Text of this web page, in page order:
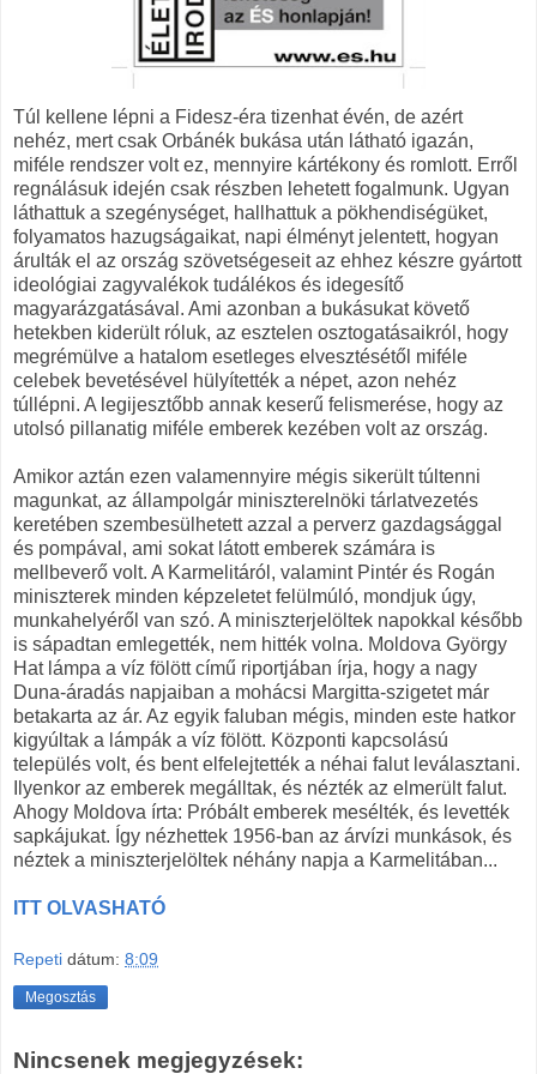
Túl kellene lépni a Fidesz-éra tizenhat évén, de azért
nehéz, mert csak Orbánék bukása után látható igazán,
miféle rendszer volt ez, mennyire kártékony és romlott. Erről
regnálásuk idején csak részben lehetett fogalmunk. Ugyan
láthattuk a szegénységet, hallhattuk a pökhendiségüket,
folyamatos hazugságaikat, napi élményt jelentett, hogyan
árulták el az ország szövetségeseit az ehhez készre gyártott
ideológiai zagyvalékok tudálékos és idegesítő
magyarázgatásával. Ami azonban a bukásukat követő
hetekben kiderült róluk, az esztelen osztogatásaikról, hogy
megrémülve a hatalom esetleges elvesztésétől miféle
celebek bevetésével hülyítették a népet, azon nehéz
túllépni. A legijesztőbb annak keserű felismerése, hogy az
utolsó pillanatig miféle emberek kezében volt az ország.
Amikor aztán ezen valamennyire mégis sikerült túltenni
magunkat, az állampolgár miniszterelnöki tárlatvezetés
keretében szembesülhetett azzal a perverz gazdagsággal
és pompával, ami sokat látott emberek számára is
mellbeverő volt. A Karmelitáról, valamint Pintér és Rogán
miniszterek minden képzeletet felülmúló, mondjuk úgy,
munkahelyéről van szó. A miniszterjelöltek napokkal később
is sápadtan emlegették, nem hitték volna. Moldova György
Hat lámpa a víz fölött című riportjában írja, hogy a nagy
Duna-áradás napjaiban a mohácsi Margitta-szigetet már
betakarta az ár. Az egyik faluban mégis, minden este hatkor
kigyúltak a lámpák a víz fölött. Központi kapcsolású
település volt, és bent elfelejtették a néhai falut leválasztani.
Ilyenkor az emberek megálltak, és nézték az elmerült falut.
Ahogy Moldova írta: Próbált emberek mesélték, és levették
sapkájukat. Így nézhettek 1956-ban az árvízi munkások, és
néztek a miniszterjelöltek néhány napja a Karmelitában...
ITT OLVASHATÓ
Repeti dátum: 8:09
Megosztás
Nincsenek megjegyzések: